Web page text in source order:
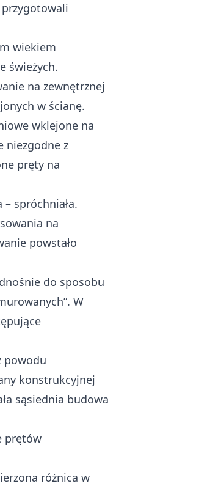
wiekiem
świeżych.
na zewnętrznej
w ścianę.
wklejone na
niezgodne z
pręty na
spróchniała.
na
powstało
do sposobu
W
powodu
konstrukcyjnej
sąsiednia budowa
prętów
różnica w